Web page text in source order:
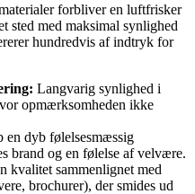
forbliver en luftfrisker
sted med maksimal synlighed
hundredvis af indtryk for
Langvarig synlighed i
opmærksomheden ikke
en dyb følelsesmæssig
brand og en følelse af velvære.
kvalitet sammenlignet med
brochurer), der smides ud